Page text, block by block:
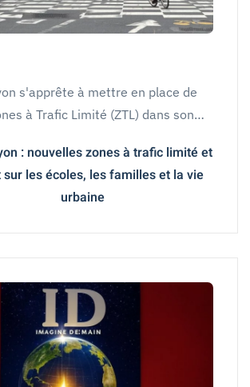
s'apprête à mettre en place de
à Trafic Limité (ZTL) dans son…
: nouvelles zones à trafic limité et
sur les écoles, les familles et la vie
urbaine